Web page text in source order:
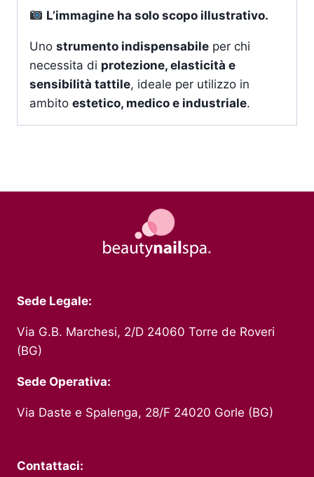
L’immagine ha solo scopo illustrativo.
Uno strumento indispensabile per chi
necessita di protezione, elasticità e
sensibilità tattile, ideale per utilizzo in
ambito estetico, medico e industriale.
Sede Legale:
Via G.B. Marchesi, 2/D 24060 Torre de Roveri
(BG)
Sede Operativa:
Via Daste e Spalenga, 28/F 24020 Gorle (BG)
Contattaci: